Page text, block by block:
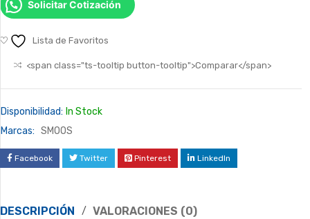
Solicitar Cotización
Lista de Favoritos
<span class="ts-tooltip button-tooltip">Comparar</span>
Disponibilidad: In Stock
Marcas: SMOOS
Facebook Twitter Pinterest LinkedIn
DESCRIPCIÓN VALORACIONES (0)